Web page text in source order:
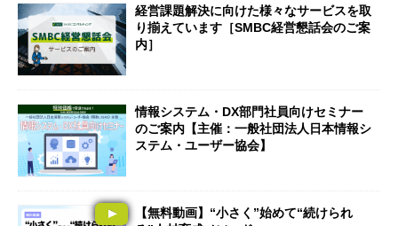
経営課題解決に向けた様々なサービスを取
り揃えています［SMBC経営懇話会のご案
内］
情報システム・DX部門社員向けセミナー
のご案内【主催：一般社団法人日本情報シ
ステム・ユーザー協会】
【無料動画】“小さく”始めて“続けられ